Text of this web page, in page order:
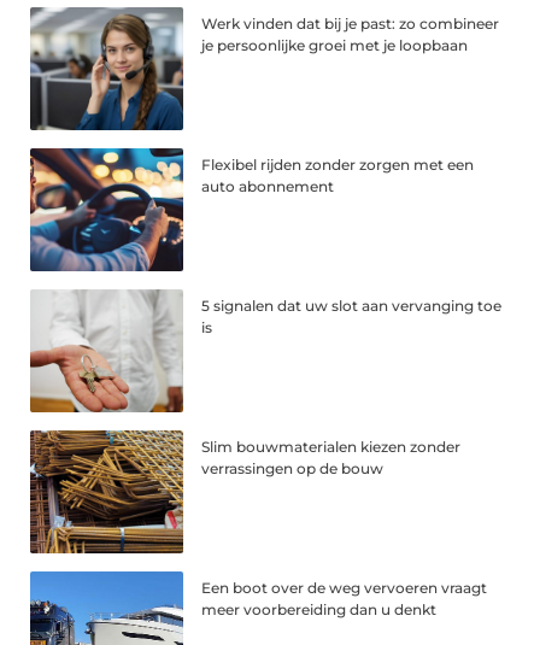
Werk vinden dat bij je past: zo combineer
je persoonlijke groei met je loopbaan
Flexibel rijden zonder zorgen met een
auto abonnement
5 signalen dat uw slot aan vervanging toe
is
Slim bouwmaterialen kiezen zonder
verrassingen op de bouw
Een boot over de weg vervoeren vraagt
meer voorbereiding dan u denkt